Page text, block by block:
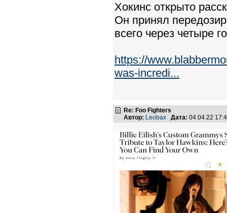
Хокинс открыто
Он принял
всего через четыре
https://
was-incredi...
Re: Foo Fighters
Автор: Leobax Дата: 04.04.22